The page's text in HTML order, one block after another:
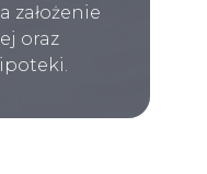
założenie
oraz